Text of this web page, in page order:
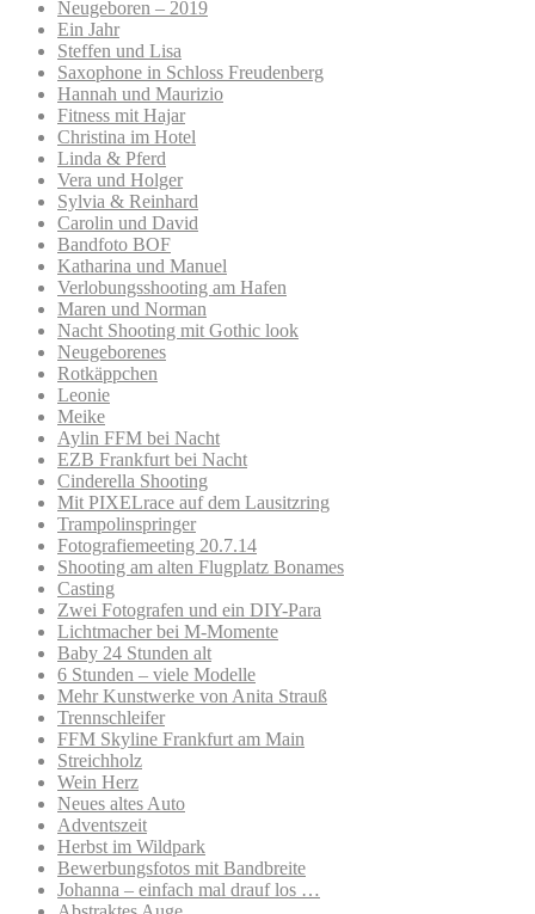
Neugeboren – 2019
Ein Jahr
Steffen und Lisa
Saxophone in Schloss Freudenberg
Hannah und Maurizio
Fitness mit Hajar
Christina im Hotel
Linda & Pferd
Vera und Holger
Sylvia & Reinhard
Carolin und David
Bandfoto BOF
Katharina und Manuel
Verlobungsshooting am Hafen
Maren und Norman
Nacht Shooting mit Gothic look
Neugeborenes
Rotkäppchen
Leonie
Meike
Aylin FFM bei Nacht
EZB Frankfurt bei Nacht
Cinderella Shooting
Mit PIXELrace auf dem Lausitzring
Trampolinspringer
Fotografiemeeting 20.7.14
Shooting am alten Flugplatz Bonames
Casting
Zwei Fotografen und ein DIY-Para
Lichtmacher bei M-Momente
Baby 24 Stunden alt
6 Stunden – viele Modelle
Mehr Kunstwerke von Anita Strauß
Trennschleifer
FFM Skyline Frankfurt am Main
Streichholz
Wein Herz
Neues altes Auto
Adventszeit
Herbst im Wildpark
Bewerbungsfotos mit Bandbreite
Johanna – einfach mal drauf los …